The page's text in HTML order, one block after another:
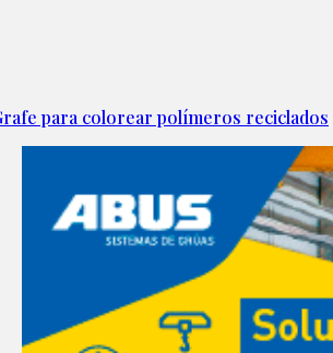
para colorear polímeros reciclados